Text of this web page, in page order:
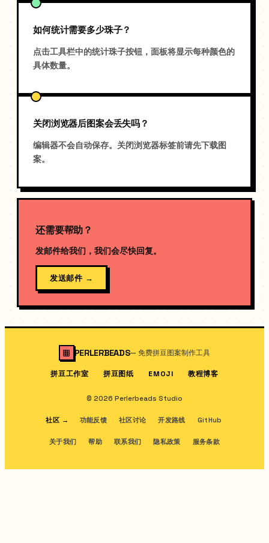
如何统计需要多少珠子？
点击工具栏中的统计珠子按钮，面板将显示每种颜色的
具体数量。
关闭浏览器后图案会丢失吗？
编辑器不会自动保存。关闭浏览器标签前请先下载图
案。
还需要帮助？
发邮件给我们，我们会尽快回复。
发送邮件 →
PERLERBEADS—免费拼豆图案制作工具
拼豆工作室 拼豆图纸 EMOJI 教程博客
© 2026 Perlerbeads Studio
社区 → 功能反馈 社区讨论 开发路线 GitHub
关于我们 帮助 联系我们 隐私政策 服务条款